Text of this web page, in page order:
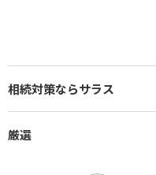
相続対策ならサラス
厳選